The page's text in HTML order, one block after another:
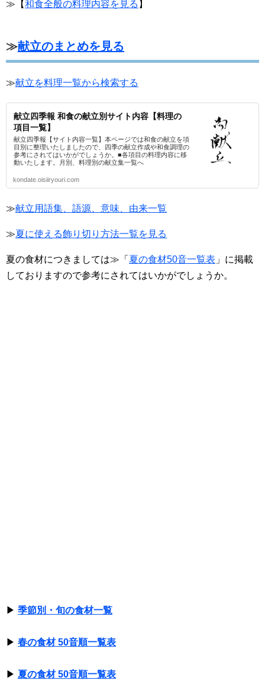
≫【和食全般の料理内容を見る 】
≫献立のまとめを見る
≫献立を料理一覧から検索する
献立四季報 和食の献立別サイト内容【料理の
項目一覧】
献立四季報【サイト内容一覧】本ページでは和食の献立を項
目別に整理いたしましたので、四季の献立作成や和食調理の
参考にされてはいかがでしょうか。■各項目の料理内容に移
動いたします。月別、料理別の献立集一覧へ
kondate.oisiiryouri.com
≫献立用語集、語源、意味、由来一覧
≫夏に使える飾り切り方法一覧を見る
夏の食材につきましては≫「 夏の食材50音一覧表 」に掲載
しておりますので参考にされてはいかがでしょうか。
▶ 季節別・旬の食材一覧
▶ 春の食材 50音順一覧表
▶ 夏の食材 50音順一覧表